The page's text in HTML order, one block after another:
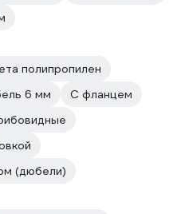
полипропилен
6 мм
С фланцем
(дюбели)